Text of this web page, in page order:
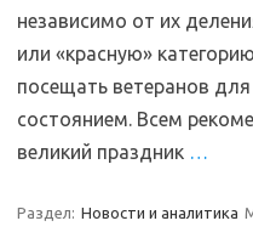
независимо от их
или «красную»
посещать ветеранов
состоянием. Всем
великий праздник …
Раздел: Новости и аналитика